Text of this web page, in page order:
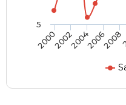
20002002200420062008
5